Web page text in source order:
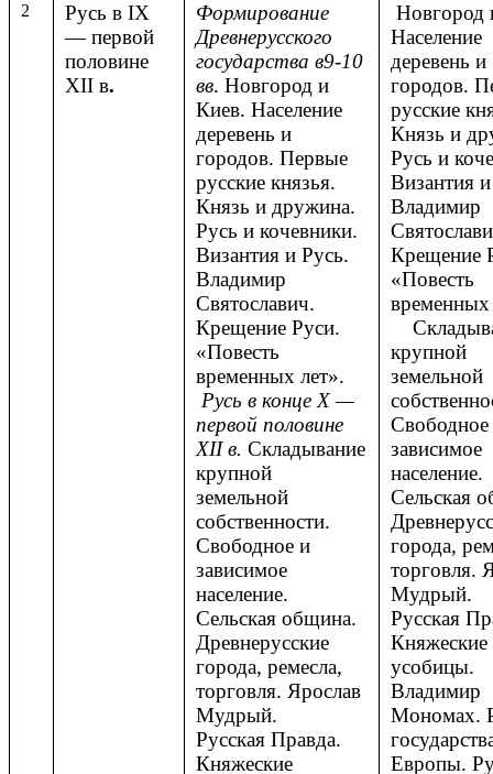
2
Русь в IX
— первой
половине
XII в.
Формирование
Древнерусского
государства в9-10
вв. Новгород и
Киев. Население
деревень и
городов. Первые
русские князья.
Князь и дружина.
Русь и кочевники.
Византия и Русь.
Владимир
Святославич.
Крещение Руси.
«Повесть
временных лет».
Русь в конце Х —
первой половине
XII в. Складывание
крупной
земельной
собственности.
Свободное и
зависимое
население.
Сельская община.
Древнерусские
города, ремесла,
торговля. Ярослав
Мудрый.
Русская Правда.
Княжеские
Новгород
Население
деревень и
городов.
русские
Князь и
Русь и
Византия
Владимир
Крещение
«Повесть
временных
крупной
земельной
Свободное
зависимое
население.
Сельская
города,
торговля.
Мудрый.
Русская
Княжеские
усобицы.
Владимир
Мономах.
Европы.